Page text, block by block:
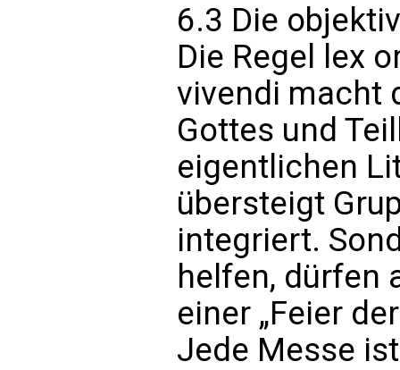
6.3 Die
Die Regel lex
vivendi macht
Gottes und
eigentlichen
übersteigt
integriert.
helfen, dürfen
einer „Feier
Jede Messe